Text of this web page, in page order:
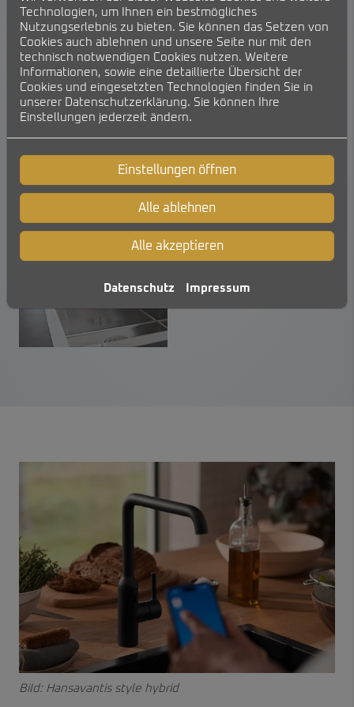
direkt aus dem Hahn
Bequem und hygienisch – kein Umfüllen von Wasser
notwendig
Für wen sinnvoll?
Für Haushalte, die viel Wasser trinken, Wert auf gute
Wasserqualität legen oder empfindliche Geräte (z. B.
Bild: Grohe Blue
BiId: Hansavantis style hybrid
Technologien, um Ihnen ein bestmögliches
Nutzungserlebnis zu bieten. Sie können das Setzen von
Cookies auch ablehnen und unsere Seite nur mit den
technisch notwendigen Cookies nutzen. Weitere
Informationen, sowie eine detaillierte Übersicht der
Cookies und eingesetzten Technologien finden Sie in
unserer Datenschutzerklärung. Sie können Ihre
Einstellungen jederzeit ändern.
Einstellungen öffnen
Alle ablehnen
Alle akzeptieren
Datenschutz Impressum